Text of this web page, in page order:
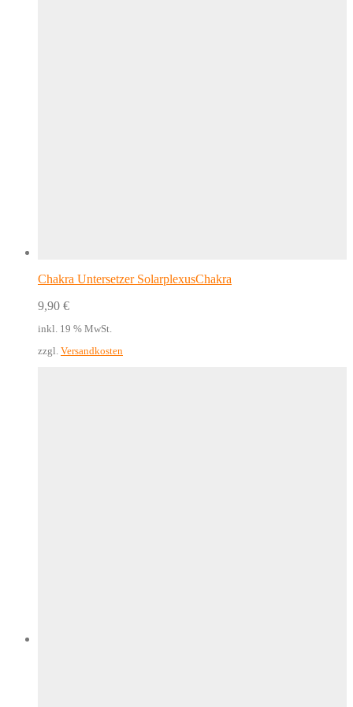
Chakra Untersetzer SolarplexusChakra
9,90 €
inkl. 19 % MwSt.
zzgl. Versandkosten